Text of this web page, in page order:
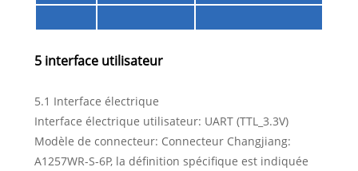
5 interface utilisateur
5.1 Interface électrique
Interface électrique utilisateur: UART (TTL_3.3V)
Modèle de connecteur: Connecteur Changjiang:
A1257WR-S-6P, la définition spécifique est indiquée